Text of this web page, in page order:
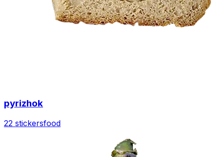
pyrizhok
22 stickersfood